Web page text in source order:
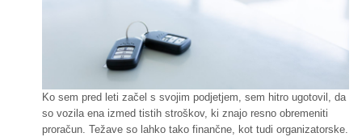
Ko sem pred leti začel s svojim podjetjem, sem hitro ugotovil, da
so vozila ena izmed tistih stroškov, ki znajo resno obremeniti
proračun. Težave so lahko tako finančne, kot tudi organizatorske.